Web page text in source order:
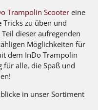
Trampolin Scootereine
zu üben und
dieser aufregenden
Möglichkeiten für
dem InDo Trampolin
für alle, die Spaß und
in unser Sortiment